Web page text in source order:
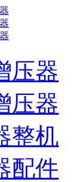
压器
压器
整机
配件